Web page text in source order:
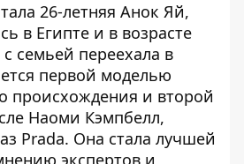
26-летняя Анок Яй,
в Египте и в возрасте
с семьей переехала в
первой моделью
происхождения и второй
Наоми Кэмпбелл,
Prada. Она стала лучшей
экспертов и